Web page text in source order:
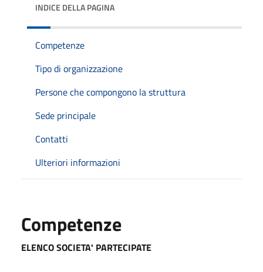
INDICE DELLA PAGINA
Competenze
Tipo di organizzazione
Persone che compongono la struttura
Sede principale
Contatti
Ulteriori informazioni
Competenze
ELENCO SOCIETA' PARTECIPATE